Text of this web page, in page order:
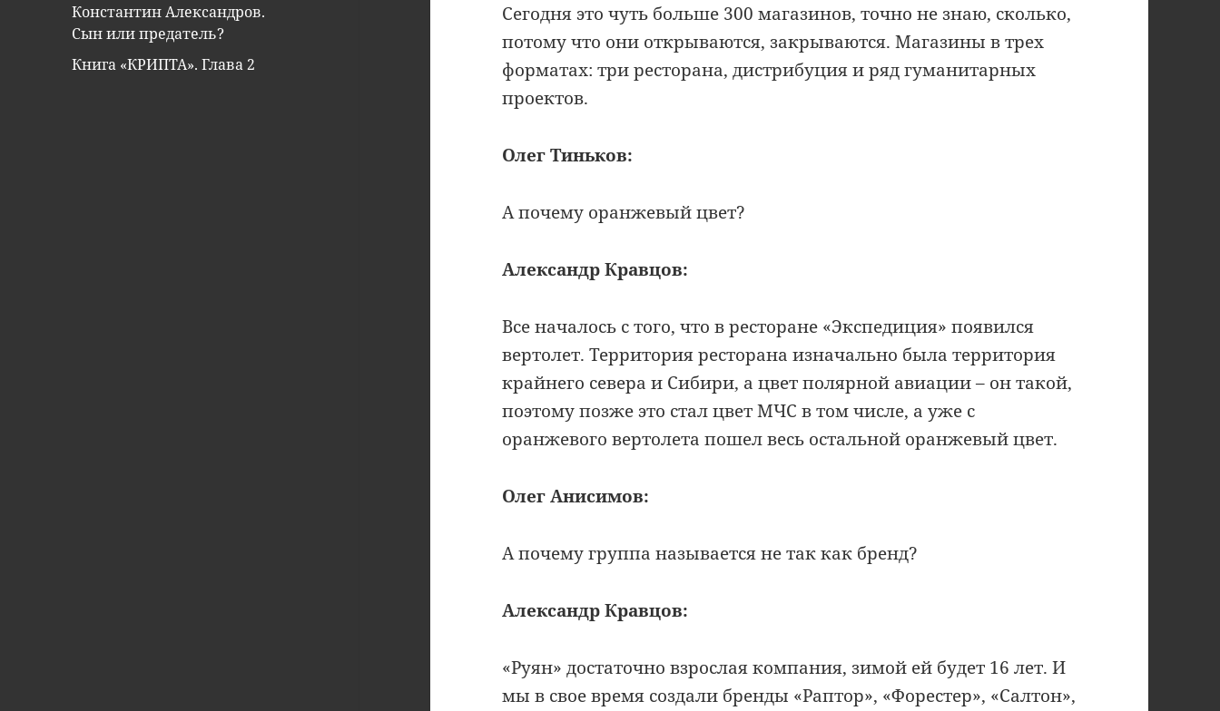
Константин Александров.
Сын или предатель?
Книга «КРИПТА». Глава 2
Сегодня это чуть больше 300 магазинов, точно не знаю, сколько,
потому что они открываются, закрываются. Магазины в трех
форматах: три ресторана, дистрибуция и ряд гуманитарных
проектов.
Олег Тиньков:
А почему оранжевый цвет?
Александр Кравцов:
Все началось с того, что в ресторане «Экспедиция» появился
вертолет. Территория ресторана изначально была территория
крайнего севера и Сибири, а цвет полярной авиации – он такой,
поэтому позже это стал цвет МЧС в том числе, а уже с
оранжевого вертолета пошел весь остальной оранжевый цвет.
Олег Анисимов:
А почему группа называется не так как бренд?
Александр Кравцов:
«Руян» достаточно взрослая компания, зимой ей будет 16 лет. И
мы в свое время создали бренды «Раптор», «Форестер», «Салтон»,